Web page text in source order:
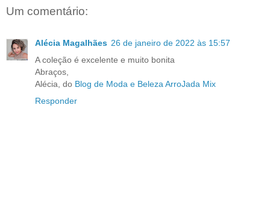
Um comentário:
Alécia Magalhães 26 de janeiro de 2022 às 15:57
A coleção é excelente e muito bonita
Abraços,
Alécia, do Blog de Moda e Beleza ArroJada Mix
Responder